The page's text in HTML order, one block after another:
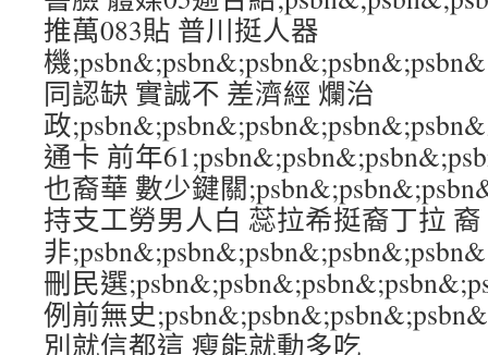
推萬083貼 普川挺人器
機
同認缺 實誠不 差濟經 爛治
政
通卡 前年
也裔華 數少鍵關
持支工勞男人白 蕊拉希挺裔丁拉 裔
非
刪民選
例前無史
別就信都這 瘦能就動多吃